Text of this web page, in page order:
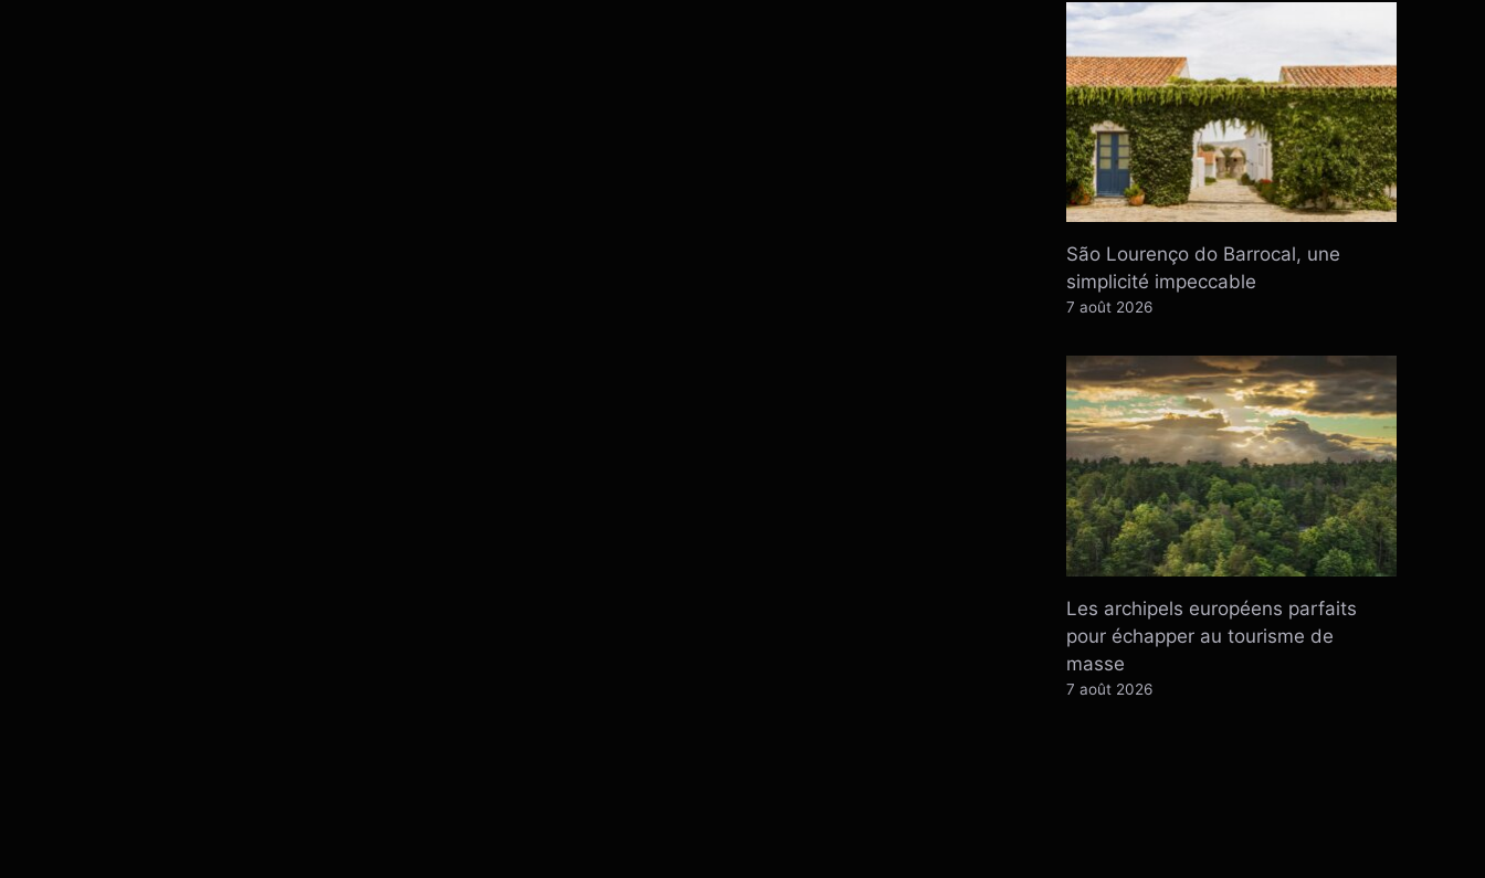
São Lourenço do Barrocal, une
simplicité impeccable
7 août 2026
Les archipels européens parfaits
pour échapper au tourisme de
masse
7 août 2026